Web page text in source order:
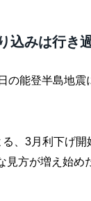
込みは行き
の能登半島地震
、3月利下げ開
見方が増え始め